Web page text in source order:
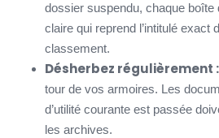
dossier suspendu, chaque boîte
claire qui reprend l’intitulé exact
classement.
Désherbez régulièrement :
tour de vos armoires. Les
d’utilité courante est passée
les archives.